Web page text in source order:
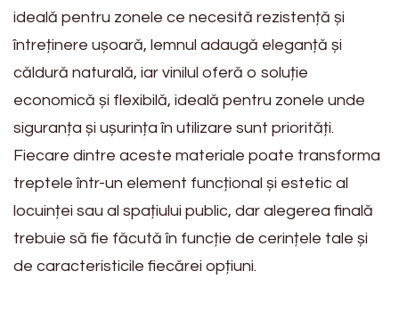
ideală pentru zonele ce necesită rezistență și
întreținere ușoară, lemnul adaugă eleganță și
căldură naturală, iar vinilul oferă o soluție
economică și flexibilă, ideală pentru zonele unde
siguranța și ușurința în utilizare sunt priorități.
Fiecare dintre aceste materiale poate transforma
treptele într-un element funcțional și estetic al
locuinței sau al spațiului public, dar alegerea finală
trebuie să fie făcută în funcție de cerințele tale și
de caracteristicile fiecărei opțiuni.